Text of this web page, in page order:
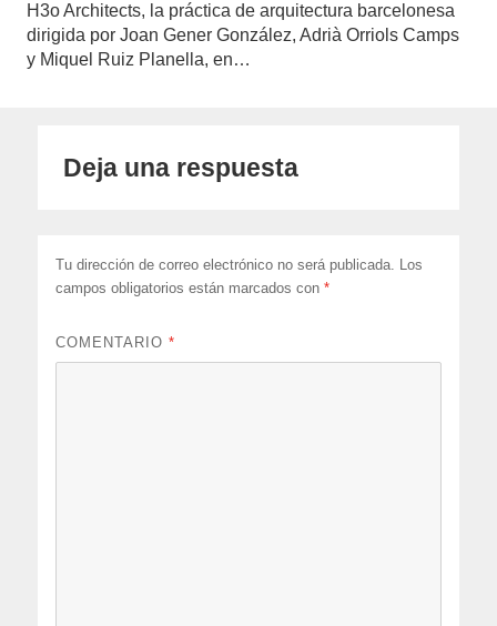
H3o Architects, la práctica de arquitectura barcelonesa
dirigida por Joan Gener González, Adrià Orriols Camps
y Miquel Ruiz Planella, en…
Deja una respuesta
Tu dirección de correo electrónico no será publicada.
Los
campos obligatorios están marcados con*
COMENTARIO*